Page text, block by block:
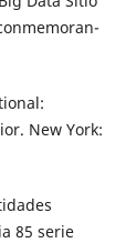
New York:
85 serie